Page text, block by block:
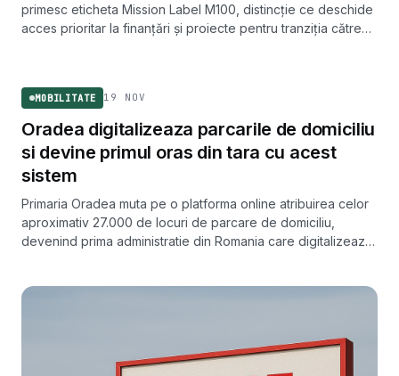
primesc eticheta Mission Label M100, distincție ce deschide
acces prioritar la finanțări și proiecte pentru tranziția către
MOBILITATE 19 NOV
Oradea digitalizeaza parcarile de domiciliu
si devine primul oras din tara cu acest
sistem
Primaria Oradea muta pe o platforma online atribuirea celor
aproximativ 27.000 de locuri de parcare de domiciliu,
devenind prima administratie din Romania care digitalizeaza